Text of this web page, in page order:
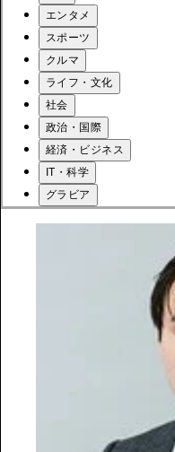
エンタメ
スポーツ
クルマ
ライフ・文化
社会
政治・国際
経済・ビジネス
IT・科学
グラビア